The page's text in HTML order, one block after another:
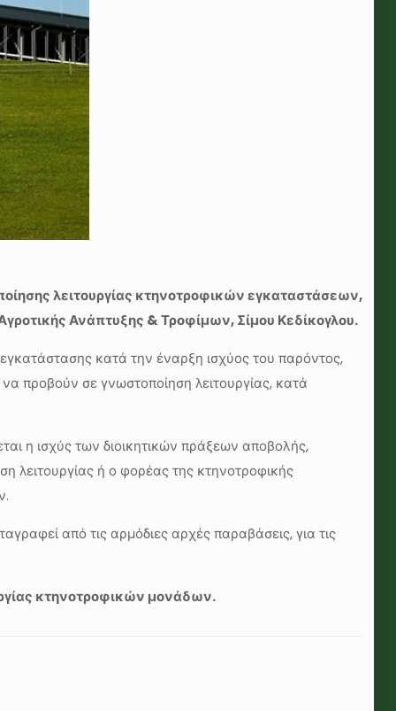
λειτουργίας κτηνοτροφικών εγκαταστάσεων,
Ανάπτυξης & Τροφίμων, Σίμου Κεδίκογλου.
κατά την έναρξη ισχύος του παρόντος,
να προβούν σε γνωστοποίηση λειτουργίας, κατά
η ισχύς των διοικητικών πράξεων αποβολής,
λειτουργίας ή ο φορέας της κτηνοτροφικής
από τις αρμόδιες αρχές παραβάσεις, για τις
κτηνοτροφικών μονάδων.